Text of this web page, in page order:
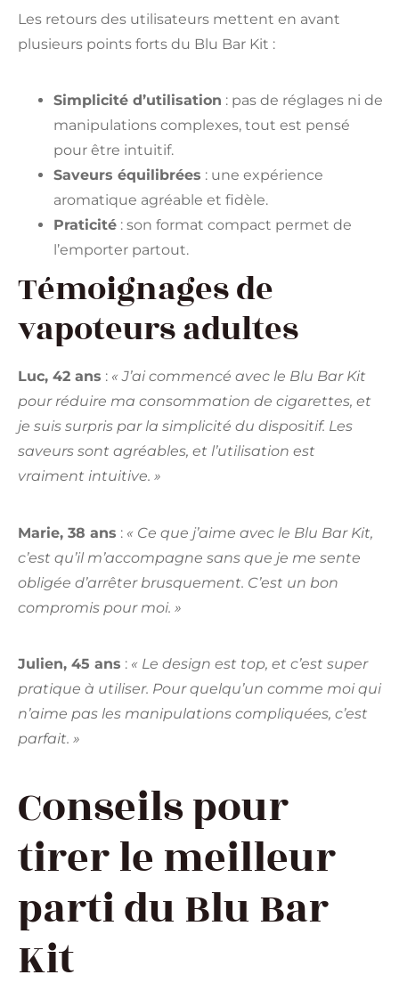
Les retours des utilisateurs mettent en avant
plusieurs points forts du Blu Bar Kit :
Simplicité d’utilisation : pas de réglages ni de
manipulations complexes, tout est pensé
pour être intuitif.
Saveurs équilibrées : une expérience
aromatique agréable et fidèle.
Praticité : son format compact permet de
l’emporter partout.
Témoignages de
vapoteurs adultes
Luc, 42 ans : « J’ai commencé avec le Blu Bar Kit
pour réduire ma consommation de cigarettes, et
je suis surpris par la simplicité du dispositif. Les
saveurs sont agréables, et l’utilisation est
vraiment intuitive. »
Marie, 38 ans : « Ce que j’aime avec le Blu Bar Kit,
c’est qu’il m’accompagne sans que je me sente
obligée d’arrêter brusquement. C’est un bon
compromis pour moi. »
Julien, 45 ans : « Le design est top, et c’est super
pratique à utiliser. Pour quelqu’un comme moi qui
n’aime pas les manipulations compliquées, c’est
parfait. »
Conseils pour
tirer le meilleur
parti du Blu Bar
Kit